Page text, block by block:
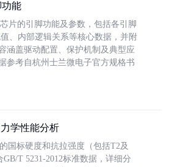
功能
片的引脚功能及参数，包括各引脚
、内部逻辑关系等核心数据，并附
涵盖驱动配置、保护机制及典型应
参考自杭州士兰微电子官方规格书
学性能分析
国标硬度和抗拉强度（包括T2及
T 5231-2012标准数据，详细分